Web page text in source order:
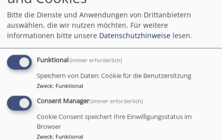
gelacht, erinnert und angestoßen – auf eine
wunderbare Zeit und einen neuen Lebensabschnitt.
Der Gottesdienst hatte es in sich:
Dekanatsjugendpfarrer Michael Käser nahm die
feiernde Gemeinschaft in seiner Predigt mit auf eine
„Schuhreise“ durch Elisabeth Weltis Wirken. Da
standen bequeme Hausschuhe für all die bequemen
Momente in Gemeinden und im evangelischen Haus, in
der Gemeinschaft mit den Kolleginnen und
Ehrenamtlichen. Daneben Sportschuhe und
Wanderstiefel für die zahlreichen Freizeiten, Aktionen
Bitte die Dienste und Anwendungen von Drittanbietern
auswählen, die wir nutzen möchten. Für weitere
Informationen bitte unsere Datenschutzhinweise lesen.
Funktional(immer erforderlich)
Speichern von Daten: Cookie für die Benutzersitzung
Zweck: Funktional
Consent Manager(immer erforderlich)
Cookie Consent speichert Ihre Einwilligungsstatus im
Browser
Zweck: Funktional